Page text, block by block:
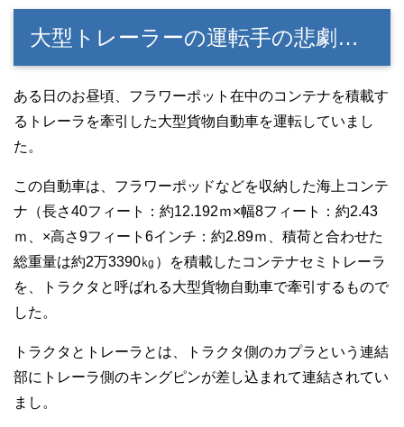
大型トレーラーの運転手の悲劇…
ある日のお昼頃、フラワーポット在中のコンテナを積載す
るトレーラを牽引した大型貨物自動車を運転していまし
た。
この自動車は、フラワーポッドなどを収納した海上コンテ
ナ（長さ40フィート：約12.192ｍ×幅8フィート：約2.43
ｍ、×高さ9フィート6インチ：約2.89ｍ、積荷と合わせた
総重量は約2万3390㎏）を積載したコンテナセミトレーラ
を、トラクタと呼ばれる大型貨物自動車で牽引するもので
した。
トラクタとトレーラとは、トラクタ側のカプラという連結
部にトレーラ側のキングピンが差し込まれて連結されてい
まし。